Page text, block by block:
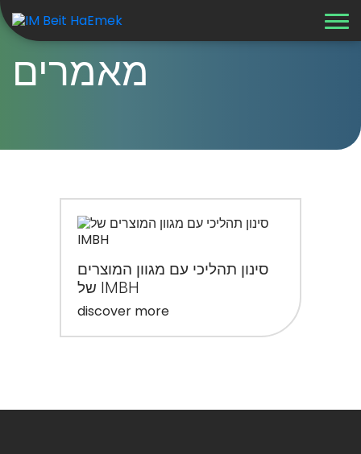
מאמרים
סינון תהליכי עם מגוון המוצרים
של IMBH
discover more